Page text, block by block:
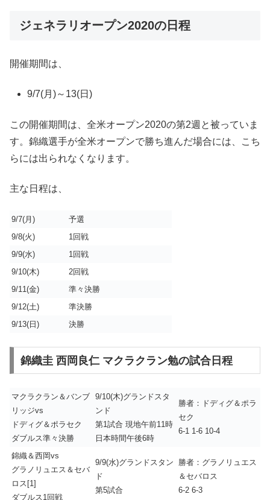
ジェネラリオープン2020の日程
開催期間は、
9/7(月)～13(日)
この開催期間は、全米オープン2020の第2週と被っていま
す。錦織選手が全米オープンで勝ち進んだ場合には、こち
らには出られなくなります。
主な日程は、
9/7(月)
予選
9/8(火)
1回戦
9/9(水)
1回戦
9/10(木)
2回戦
9/11(金)
準々決勝
9/12(土)
準決勝
9/13(日)
決勝
錦織圭 西岡良仁 マクラクラン勉の試合日程
マクラクラン＆バンブ
リッジvs
ドディグ＆ポラセク
ダブルス準々決勝
9/10(木)グランドスタ
ンド
第1試合 現地午前11時
日本時間午後6時
勝者：ドディグ＆ポラ
セク
6-1 1-6 10-4
錦織＆西岡vs
グラノリュエス＆セバ
ロス[1]
ダブルス1回戦
9/9(水)グランドスタン
ド
第5試合
勝者：グラノリュエス
＆セバロス
6-2 6-3